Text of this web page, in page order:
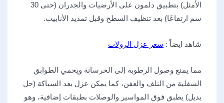
الأمثل) بتطبيق دلمون على الأرضيات والجدران (حتى 30
سم ارتفاعًا) بعد تنظيف السطح وقبل تمديد الأنابيب.
شاهد ايضاً : سعر عزل الرولات
مما يمنع وصول الرطوبة إلى الخرسانة ويحمي الطوابق
السفلية من التلف والعفن، كما يمكن عزل بعد السباكة (حل
بديل) يطبق فوق المواسير والوصلات بطبقات إضافية، وهو